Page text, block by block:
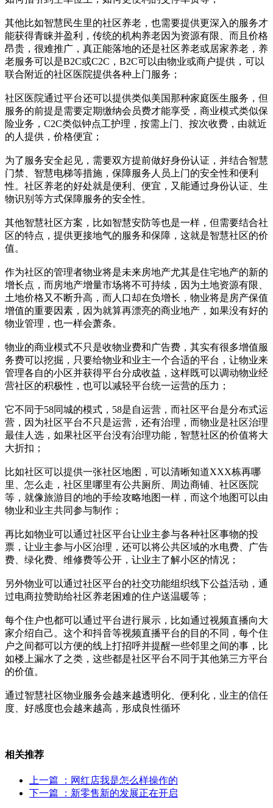
其他比如智慧民生里的社区养老，也需要提供更深入的服务才
能获得青睐并盈利，传统的机构养老因为资源有限、而且价格
昂贵，很难推广，真正能落地的还是社区养老或居家养老，养
老服务可以是B2C或C2C，B2C可以由物业或商户提供，可以
联合附近的社区医院提供各种上门服务；
社区医院通过平台还可以提供类似美国那种家庭医生服务，但
服务的前提是需要定期缴纳会员费才能享受，商业模式类似保
险业务，C2C类似钟点工护理，按需上门、按次收费，由就近
的人提供，价格便宜；
为了服务安全起见，需要双方提前做好身份认证，并结合智慧
门禁、智慧电梯等措施，保障服务人员上门的安全性和便利
性。社区养老的好处就是便利、便宜，又能通过身份认证、生
物识别等方式保障服务的安全性。
其他智慧社区方案，比如智慧安防等也是一样，但需要结合社
区的特点，提供更接地气的服务和保障，这就是智慧社区的价
值。
作为社区的管理者物业将是未来房地产尤其是住宅地产的新的
增长点，而房地产增量市场将不可持续，因为土地资源有限、
土地价格又不断升高，而人口却在负增长，物业将是房产保值
增值的重要因素，因为就算再漂亮的商业地产，如果没有好的
物业管理，也一样会萧条。
物业的商业模式不只是收物业费和广告费，其实有很多增值服
务费可以挖掘，只要给物业和业主一个合适的平台，让物业来
管理各自的小区并获得平台分成收益，这样既可以调动物业经
营社区的积极性，也可以减轻平台统一运营的压力；
它不同于58同城的模式，58是自运营，而社区平台是分布式运
营，因为社区平台不只是运营，还有治理，而物业是社区治理
最佳人选，如果社区平台没有治理功能，智慧社区的价值将大
大折扣；
比如社区可以提供一张社区地图，可以清晰知道XXX栋再哪
里、怎么走，社区里哪里有公共厕所、周边商铺、社区医院
等，就像旅游目的地的手绘攻略地图一样，而这个地图可以由
物业和业主共同参与制作；
再比如物业可以通过社区平台让业主参与各种社区事物的投
票，让业主参与小区治理，还可以将公共区域的水电费、广告
费、绿化费、维修费等公开，让业主了解小区的情况；
另外物业可以通过社区平台的社交功能组织线下公益活动，通
过电商拉赞助给社区养老困难的住户送温暖等；
每个住户也都可以通过平台进行展示，比如通过视频直播向大
家介绍自己。这个和抖音等视频直播平台的目的不同，每个住
户之间都可以方便的线上打招呼并提醒一些邻里之间的事，比
如楼上漏水了之类，这些都是社区平台不同于其他第三方平台
的价值。
通过智慧社区物业服务会越来越透明化、便利化，业主的信任
度、好感度也会越来越高，形成良性循环
相关推荐
上一篇
：网红店我是怎么样操作的
下一篇
：新零售新的发展正在开启